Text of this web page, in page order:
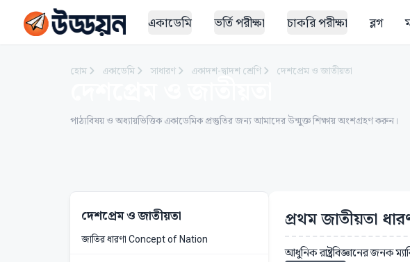
একাডেমি ভর্তি পরীক্ষা চাকরি পরীক্ষা ব্লগ
হোম একাডেমি সাধারণ একাদশ-দ্বাদশ শ্রেণি দেশপ্রেম ও জাতীয়তা
পাঠ্যবিষয় ও অধ্যায়ভিত্তিক একাডেমিক প্রস্তুতির জন্য আমাদের উন্মুক্ত শিক্ষায় অংশগ্রহণ করুন।
দেশপ্রেম ও জাতীয়তা
জাতির ধারণা Concept of Nation
প্রথম জাতীয়তা
আধুনিক রাষ্ট্রবিজ্ঞানের জনক